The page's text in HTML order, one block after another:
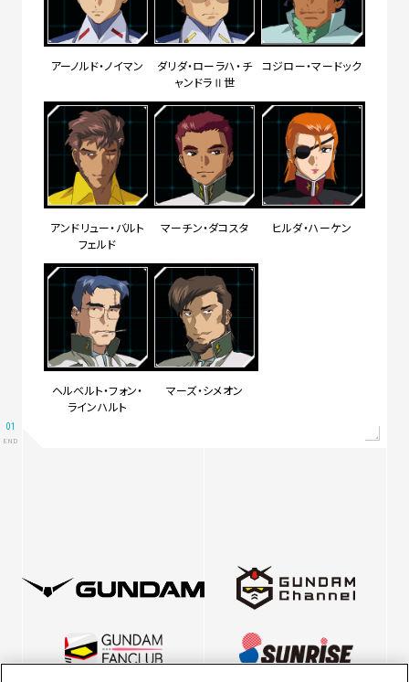
アーノルド・ノイマン
ダリダ・ローラハ・チ
ャンドラⅡ世
コジロー・マードック
アンドリュー・バルト
フェルド
マーチン・ダコスタ ヒルダ・ハーケン
ヘルベルト・フォン・
ラインハルト
マーズ・シメオン